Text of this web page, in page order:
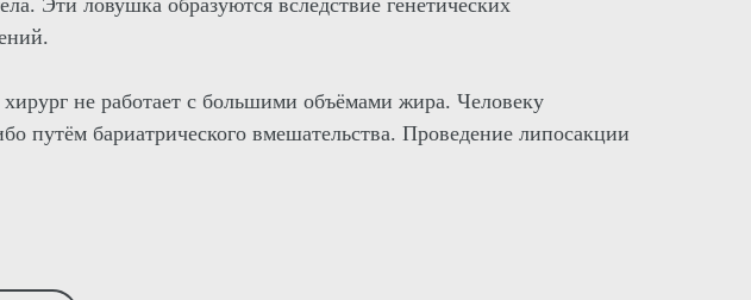
Эти ловушка образуются вследствие генетических
не работает с большими объёмами жира. Человеку
путём бариатрического вмешательства. Проведение липосакции